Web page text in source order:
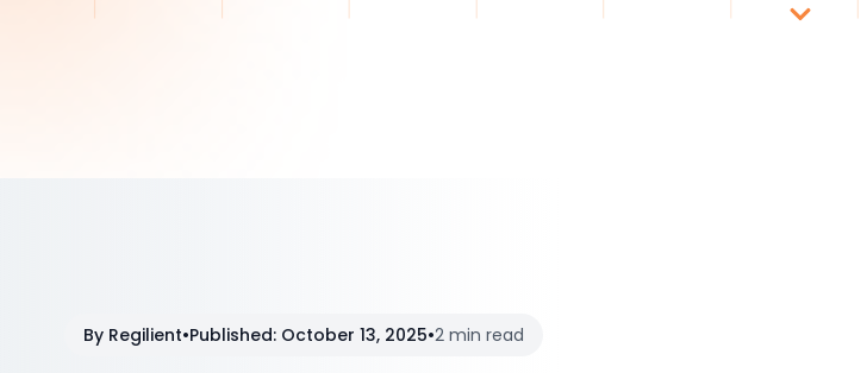
By Regilient•Published: October 13, 2025•2 min read